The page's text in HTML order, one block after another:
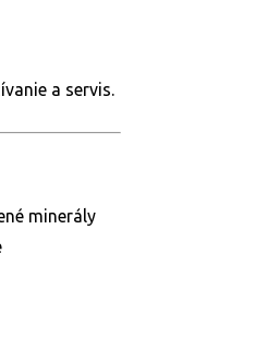
a servis.
minerály